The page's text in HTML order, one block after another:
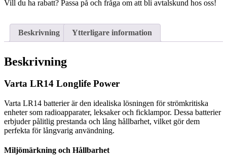
Vill du ha rabatt? Passa på och fråga om att bli avtalskund hos oss!
Beskrivning Ytterligare information
Beskrivning
Varta LR14 Longlife Power
Varta LR14 batterier är den idealiska lösningen för strömkritiska
enheter som radioapparater, leksaker och ficklampor. Dessa batterier
erbjuder pålitlig prestanda och lång hållbarhet, vilket gör dem
perfekta för långvarig användning.
Miljömärkning och Hållbarhet